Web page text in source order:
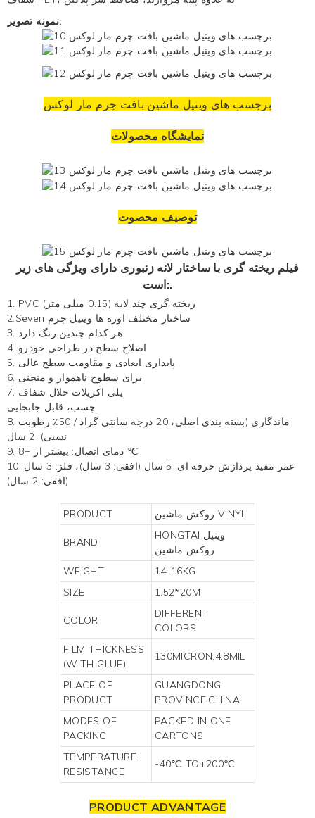
نمونه تصویر:
برچسب های وینیل ماشین بافت چرم مار لوکس
نمایشگاه محصولات
توصیف محصوت
فیلم ریخته گری با ساختار لانه زنبوری دارای ویژگی های زیر
است:.
1. PVC ریخته گری چند لایه (0.15 میلی متر)
2.Seven ساختار مختلف اوره ها وینیل چرم
3. هر کدام چندین رنگ دارد
4. اصلاح سطح در طراحی خودرو
5. پایداری ابعادی و مقاومت سطح عالی
6. برای سطوح ناهموار و منحنی
7. پلی اکریلات حلال شفاف
چسب، قابل جابجایی
8. ماندگاری (بسته بندی اصلی، 20 درجه سانتی گراد / 50٪ رطوبت
نسبی): 2 سال
9. دمای اتصال: بیشتر از +8 ℃
10. عمر مفید پردازش حرفه ای: 5 سال (افقی: 3 سال)، فلز: 3 سال
(افقی: 2 سال)
PRODUCT VINYL
BRAND
HONGTAI وینیل
روکش ماشین
WEIGHT
14-16KG
SIZE
1.52*20M
COLOR
DIFFERENT
COLORS
FILM THICKNESS
(WITH GLUE)
130MICRON,4.8MIL
PLACE OF
PRODUCT
GUANGDONG
PROVINCE,CHINA
MODES OF
PACKING
PACKED IN ONE
CARTONS
TEMPERATURE
RESISTANCE
-40℃ TO+200℃
PRODUCT ADVANTAGE